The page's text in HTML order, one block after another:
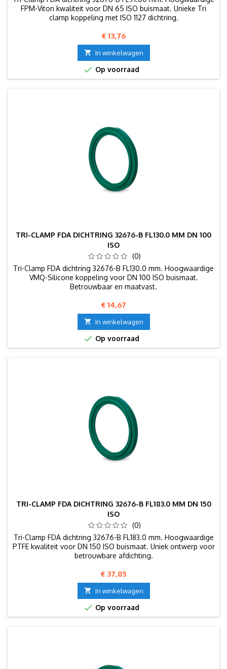
FPM-Viton kwaliteit voor DN 65 ISO buismaat. Unieke Tri
clamp koppeling met ISO 1127 dichtring.
Prijs
€ 13,76
 In winkelwagen
 Op voorraad
TRI-CLAMP FDA DICHTRING 32676-B FL130.0 MM DN 100
ISO
(0)
Tri-Clamp FDA dichtring 32676-B FL130.0 mm. Hoogwaardige
VMQ-Silicone koppeling voor DN 100 ISO buismaat.
Betrouwbaar en maatvast.
Prijs
€ 14,67
 In winkelwagen
 Op voorraad
TRI-CLAMP FDA DICHTRING 32676-B FL183.0 MM DN 150
ISO
(0)
Tri-Clamp FDA dichtring 32676-B FL183.0 mm. Hoogwaardige
PTFE kwaliteit voor DN 150 ISO buismaat. Uniek ontwerp voor
betrouwbare afdichting.
Prijs
€ 37,85
 In winkelwagen
 Op voorraad